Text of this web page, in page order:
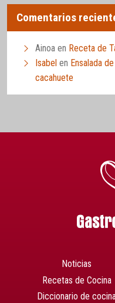
Comentarios
Ainoa en Receta de
Isabel en Ensalada
cacahuete
Noticias
Recetas de Cocina
Diccionario de